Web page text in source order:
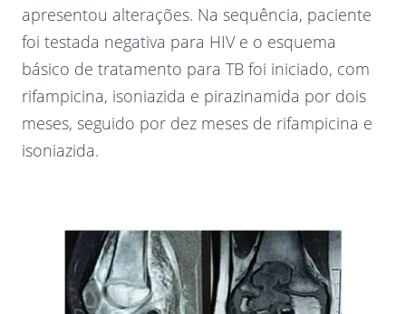
apresentou alterações. Na sequência, paciente
foi testada negativa para HIV e o esquema
básico de tratamento para TB foi iniciado, com
rifampicina, isoniazida e pirazinamida por dois
meses, seguido por dez meses de rifampicina e
isoniazida.